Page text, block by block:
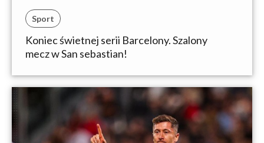
Sport
Koniec świetnej serii Barcelony. Szalony
mecz w San sebastian!